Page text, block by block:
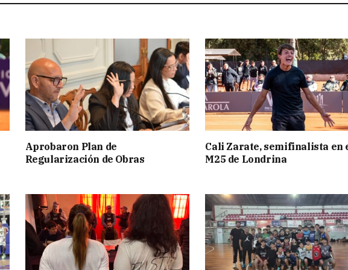
Aprobaron Plan de
Regularización de Obras
Cali Zarate, semifinalista en
M25 de Londrina